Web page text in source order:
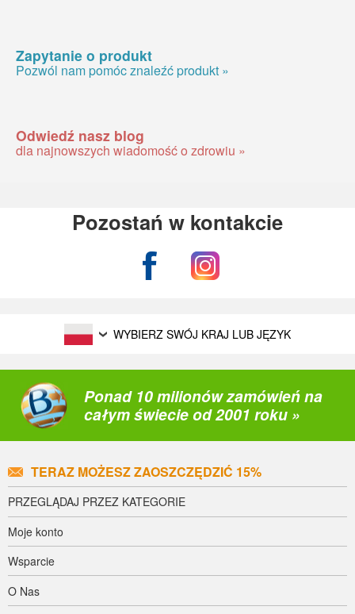
Zapytanie o produkt
Pozwól nam pomóc znaleźć produkt »
Odwiedź nasz blog
dla najnowszych wiadomość o zdrowiu »
Pozostań w kontakcie
WYBIERZ SWÓJ KRAJ LUB JĘZYK
Ponad 10 milionów zamówień na
całym świecie od 2001 roku »
TERAZ MOŻESZ ZAOSZCZĘDZIĆ 15%
PRZEGLĄDAJ PRZEZ KATEGORIE
Moje konto
Wsparcie
O Nas